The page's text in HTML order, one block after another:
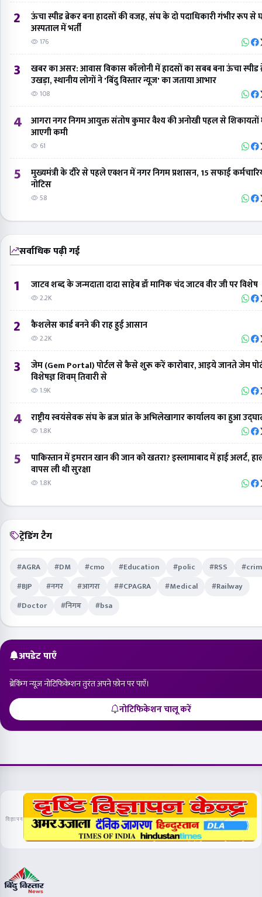
2
ऊंचा स्पीड ब्रेकर बना हादसों की वजह, संघ के दो पदाधिकारी गंभीर रूप से
अस्पताल में भर्ती
176
3
खबर का असर: आवास विकास कॉलोनी में हादसों का सबब बना ऊंचा स्पीड
उखड़ा, स्थानीय लोगों ने 'बिंदु विस्तार न्यूज' का जताया आभार
108
4
आगरा नगर निगम आयुक्त संतोष कुमार वैश्य की अनोखी पहल से शिकायतों
आएगी कमी
61
5
मुख्यमंत्री के दौरे से पहले एक्शन में नगर निगम प्रशासन, 15 सफाई
नोटिस
58
सर्वाधिक पढ़ी गई
1 जाटव शब्द के जन्मदाता दादा साहेब डॉ मानिक चंद जाटव वीर जी पर विशेष
2.2K
2 कैशलेस कार्ड बनने की राह हुई आसान
2.2K
3
जेम (Gem Portal) पोर्टल से कैसे शुरू करें कारोबार, आइये जानते जेम
विशेषज्ञ शिवम् तिवारी से
1.9K
4 राष्ट्रीय स्वयंसेवक संघ के ब्रज प्रांत के अभिलेखागार कार्यालय का हुआ
1.8K
5
पाकिस्तान में इमरान खान की जान को खतरा? इस्लामाबाद में हाई अलर्ट,
वापस ली थी सुरक्षा
1.8K
ट्रेंडिंग टैग
#AGRA #DM #cmo #Education #polic #RSS
#BJP
#नगर #आगरा ##CPAGRA #Medical
#Railway
#Doctor
#निगम #bsa
अपडेट पाएँ
ब्रेकिंग न्यूज़ नोटिफिकेशन तुरंत अपने फ़ोन पर पाएँ।
नोटिफिकेशन चालू करें
विज्ञापन